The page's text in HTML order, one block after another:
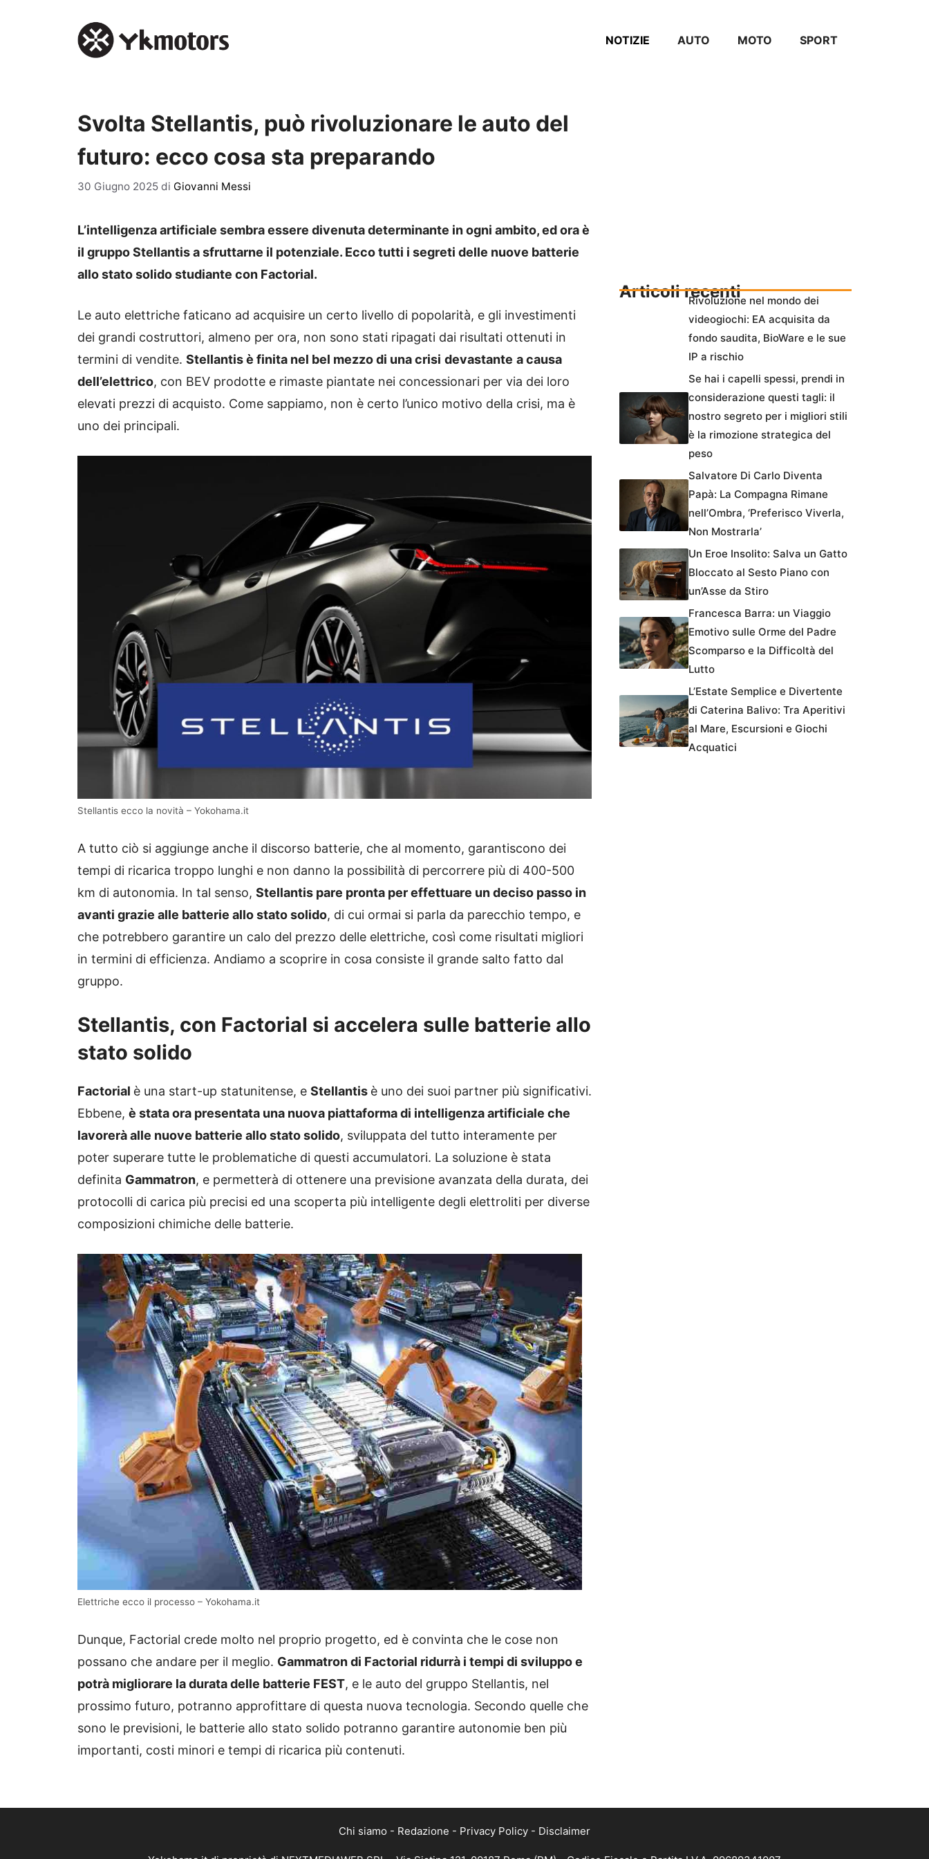
NOTIZIE AUTO MOTO SPORT
Svolta Stellantis, può rivoluzionare le auto del
futuro: ecco cosa sta preparando
30 Giugno 2025 di Giovanni Messi
L’intelligenza artificiale sembra essere divenuta determinante in ogni ambito, ed ora è
il gruppo Stellantis a sfruttarne il potenziale. Ecco tutti i segreti delle nuove batterie
allo stato solido studiante con Factorial.
Le auto elettriche faticano ad acquisire un certo livello di popolarità, e gli investimenti
dei grandi costruttori, almeno per ora, non sono stati ripagati dai risultati ottenuti in
termini di vendite. Stellantis è finita nel bel mezzo di una crisi devastante a causa
dell’elettrico, con BEV prodotte e rimaste piantate nei concessionari per via dei loro
elevati prezzi di acquisto. Come sappiamo, non è certo l’unico motivo della crisi, ma è
uno dei principali.
Stellantis ecco la novità – Yokohama.it
A tutto ciò si aggiunge anche il discorso batterie, che al momento, garantiscono dei
tempi di ricarica troppo lunghi e non danno la possibilità di percorrere più di 400-500
km di autonomia. In tal senso, Stellantis pare pronta per effettuare un deciso passo in
avanti grazie alle batterie allo stato solido, di cui ormai si parla da parecchio tempo, e
che potrebbero garantire un calo del prezzo delle elettriche, così come risultati migliori
in termini di efficienza. Andiamo a scoprire in cosa consiste il grande salto fatto dal
gruppo.
Stellantis, con Factorial si accelera sulle batterie allo
stato solido
Factorial è una start-up statunitense, e Stellantis è uno dei suoi partner più significativi.
Ebbene, è stata ora presentata una nuova piattaforma di intelligenza artificiale che
lavorerà alle nuove batterie allo stato solido, sviluppata del tutto interamente per
poter superare tutte le problematiche di questi accumulatori. La soluzione è stata
definita Gammatron, e permetterà di ottenere una previsione avanzata della durata, dei
protocolli di carica più precisi ed una scoperta più intelligente degli elettroliti per diverse
composizioni chimiche delle batterie.
Elettriche ecco il processo – Yokohama.it
Dunque, Factorial crede molto nel proprio progetto, ed è convinta che le cose non
possano che andare per il meglio. Gammatron di Factorial ridurrà i tempi di sviluppo e
potrà migliorare la durata delle batterie FEST, e le auto del gruppo Stellantis, nel
prossimo futuro, potranno approfittare di questa nuova tecnologia. Secondo quelle che
sono le previsioni, le batterie allo stato solido potranno garantire autonomie ben più
importanti, costi minori e tempi di ricarica più contenuti.
Articoli recentiRivoluzione nel mondo dei
videogiochi: EA acquisita da
fondo saudita, BioWare e le sue
IP a rischio
Se hai i capelli spessi, prendi in
considerazione questi tagli: il
nostro segreto per i migliori stili
è la rimozione strategica del
peso
Salvatore Di Carlo Diventa
Papà: La Compagna Rimane
nell’Ombra, ‘Preferisco Viverla,
Non Mostrarla’
Un Eroe Insolito: Salva un Gatto
Bloccato al Sesto Piano con
un’Asse da Stiro
Francesca Barra: un Viaggio
Emotivo sulle Orme del Padre
Scomparso e la Difficoltà del
Lutto
L’Estate Semplice e Divertente
di Caterina Balivo: Tra Aperitivi
al Mare, Escursioni e Giochi
Acquatici
Chi siamo - Redazione - Privacy Policy - Disclaimer